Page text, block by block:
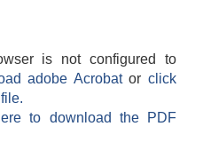
is not configured to
adobe Acrobatorclick
to download the PDF